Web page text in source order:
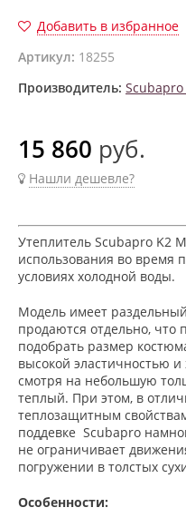
Добавить в избранное
Артикул: 18255
Производитель:
15 860 руб.
Нашли дешевле?
Утеплитель Scubapro K2
использования во время
условиях холодной воды.
Модель имеет
продаются отдельно, что
подобрать размер
высокой эластичностью
смотря на небольшую
теплый. При этом, в
теплозащитным
поддевке Scubapro
не ограничивает
погружении в толстых
Особенности: